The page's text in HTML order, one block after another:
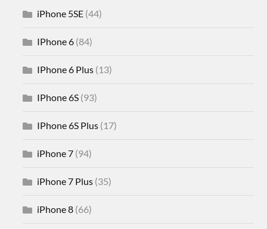
iPhone 5SE (44)
IPhone 6 (84)
IPhone 6 Plus (13)
IPhone 6S (93)
IPhone 6S Plus (17)
iPhone 7 (94)
iPhone 7 Plus (35)
iPhone 8 (66)